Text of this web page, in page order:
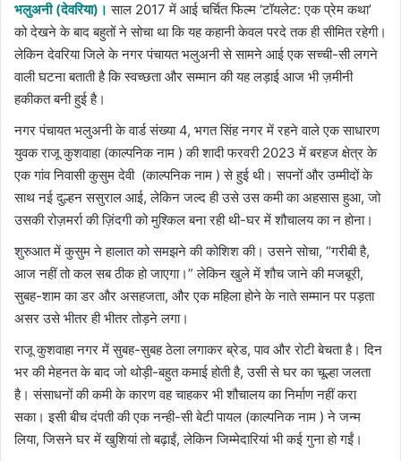
भलुअनी (देवरिया)। साल 2017 में आई चर्चित फिल्म ‘टॉयलेट: एक प्रेम कथा’
को देखने के बाद बहुतों ने सोचा था कि यह कहानी केवल परदे तक ही सीमित रहेगी।
लेकिन देवरिया जिले के नगर पंचायत भलुअनी से सामने आई एक सच्ची-सी लगने
वाली घटना बताती है कि स्वच्छता और सम्मान की यह लड़ाई आज भी ज़मीनी
हकीकत बनी हुई है।
नगर पंचायत भलुअनी के वार्ड संख्या 4, भगत सिंह नगर में रहने वाले एक साधारण
युवक राजू कुशवाहा (काल्पनिक नाम ) की शादी फरवरी 2023 में बरहज क्षेत्र के
एक गांव निवासी कुसुम देवी (काल्पनिक नाम ) से हुई थी। सपनों और उम्मीदों के
साथ नई दुल्हन ससुराल आई, लेकिन जल्द ही उसे उस कमी का अहसास हुआ, जो
उसकी रोज़मर्रा की ज़िंदगी को मुश्किल बना रही थी-घर में शौचालय का न होना।
शुरुआत में कुसुम ने हालात को समझने की कोशिश की। उसने सोचा, “गरीबी है,
आज नहीं तो कल सब ठीक हो जाएगा।” लेकिन खुले में शौच जाने की मजबूरी,
सुबह-शाम का डर और असहजता, और एक महिला होने के नाते सम्मान पर पड़ता
असर उसे भीतर ही भीतर तोड़ने लगा।
राजू कुशवाहा नगर में सुबह-सुबह ठेला लगाकर ब्रेड, पाव और रोटी बेचता है। दिन
भर की मेहनत के बाद जो थोड़ी-बहुत कमाई होती है, उसी से घर का चूल्हा जलता
है। संसाधनों की कमी के कारण वह चाहकर भी शौचालय का निर्माण नहीं करा
सका। इसी बीच दंपती की एक नन्ही-सी बेटी पायल (काल्पनिक नाम ) ने जन्म
लिया, जिसने घर में खुशियां तो बढ़ाईं, लेकिन जिम्मेदारियां भी कई गुना हो गईं।